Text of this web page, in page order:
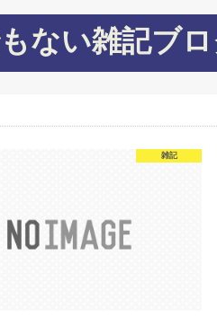
ない雑記ブ
雑記